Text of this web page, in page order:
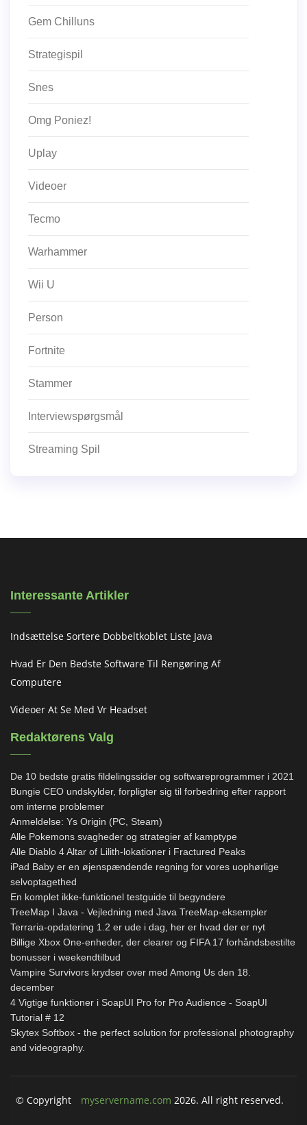
Gem Chilluns
Strategispil
Snes
Omg Poniez!
Uplay
Videoer
Tecmo
Warhammer
Wii U
Person
Fortnite
Stammer
Interviewspørgsmål
Streaming Spil
Interessante Artikler
Indsættelse Sortere Dobbeltkoblet Liste Java
Hvad Er Den Bedste Software Til Rengøring Af
Computere
Videoer At Se Med Vr Headset
Redaktørens Valg
De 10 bedste gratis fildelingssider og softwareprogrammer i 2021
Bungie CEO undskylder, forpligter sig til forbedring efter rapport
om interne problemer
Anmeldelse: Ys Origin (PC, Steam)
Alle Pokemons svagheder og strategier af kamptype
Alle Diablo 4 Altar of Lilith-lokationer i Fractured Peaks
iPad Baby er en øjenspændende regning for vores uophørlige
selvoptagethed
En komplet ikke-funktionel testguide til begyndere
TreeMap I Java - Vejledning med Java TreeMap-eksempler
Terraria-opdatering 1.2 er ude i dag, her er hvad der er nyt
Billige Xbox One-enheder, der clearer og FIFA 17 forhåndsbestilte
bonusser i weekendtilbud
Vampire Survivors krydser over med Among Us den 18.
december
4 Vigtige funktioner i SoapUI Pro for Pro Audience - SoapUI
Tutorial # 12
Skytex Softbox - the perfect solution for professional photography
and videography.
© Copyright myservername.com 2026. All right reserved.